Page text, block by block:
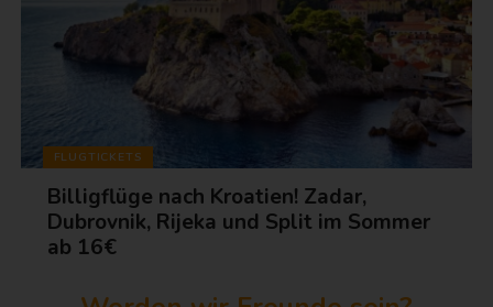
FLUGTICKETS
Billigflüge nach Kroatien! Zadar,
Dubrovnik, Rijeka und Split im Sommer
ab 16€